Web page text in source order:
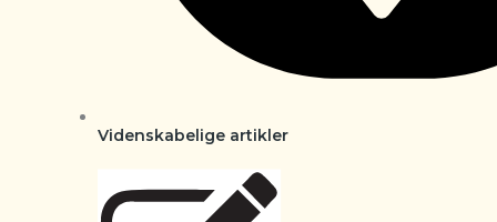
Videnskabelige artikler